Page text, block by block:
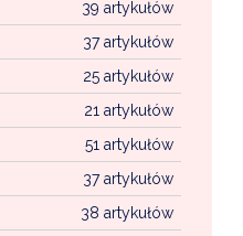
39 artykułów
37 artykułów
25 artykułów
21 artykułów
51 artykułów
37 artykułów
38 artykułów